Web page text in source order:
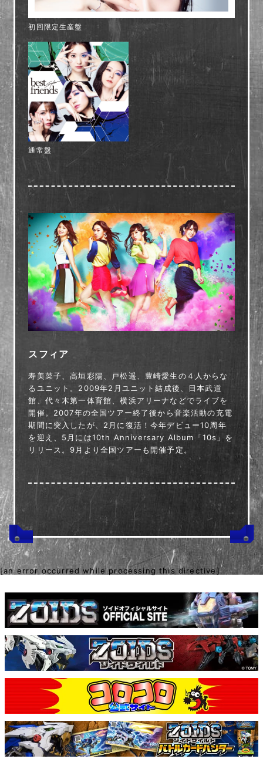
初回限定生産盤
通常盤
スフィア
寿美菜子、高垣彩陽、戸松遥、豊崎愛生の４人からな
るユニット。2009年2月ユニット結成後、日本武道
館、代々木第一体育館、横浜アリーナなどでライブを
開催。2007年の全国ツアー終了後から音楽活動の充電
期間に突入したが、2月に復活！今年デビュー10周年
を迎え、5月には10th Anniversary Album「10s」を
リリース。9月より全国ツアーも開催予定。
[an error occurred while processing this directive]